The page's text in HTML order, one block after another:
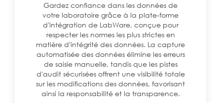
Gardez confiance dans les données de
votre laboratoire grâce à la plate-forme
d'intégration de LabWare, conçue pour
respecter les normes les plus strictes en
matière d'intégrité des données. La capture
automatisée des données élimine les erreurs
de saisie manuelle, tandis que les pistes
d'audit sécurisées offrent une visibilité totale
sur les modifications des données, favorisant
ainsi la responsabilité et la transparence.